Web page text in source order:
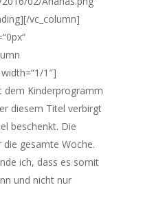
vc_column]
1″]
Kinderprogramm
diesem Titel verbirgt
beschenkt. Die
gesamte Woche.
ich, dass es somit
und nicht nur